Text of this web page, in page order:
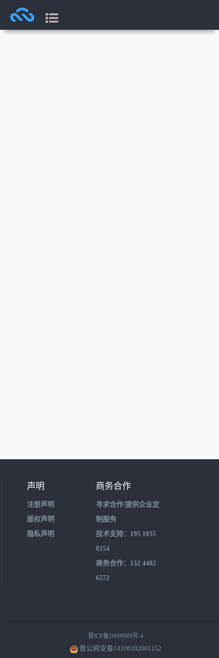
声明
注册声明
版权声明
隐私声明
商务合作
寻求合作/提供企业定
制服务
技术支持：195 1035
8154
商务合作：132 4482
6572
晋ICP备16009909号-4
晋公网安备14108102001152